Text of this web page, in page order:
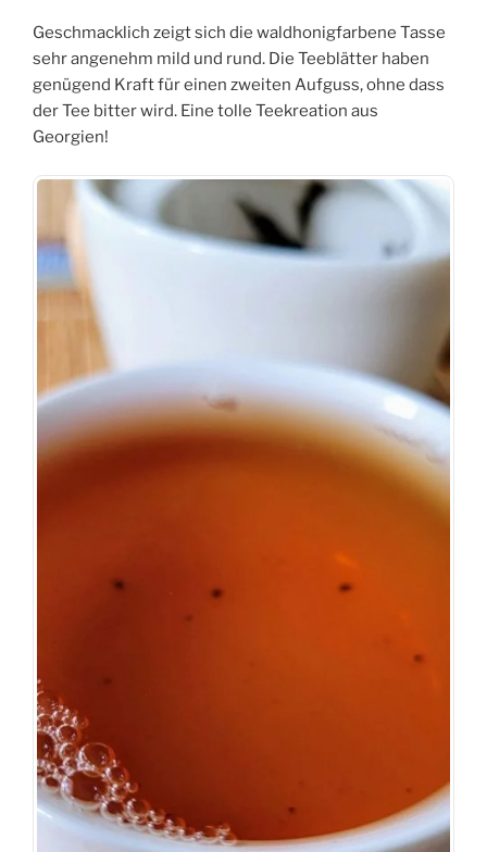
Geschmacklich zeigt sich die waldhonigfarbene Tasse
sehr angenehm mild und rund. Die Teeblätter haben
genügend Kraft für einen zweiten Aufguss, ohne dass
der Tee bitter wird. Eine tolle Teekreation aus
Georgien!